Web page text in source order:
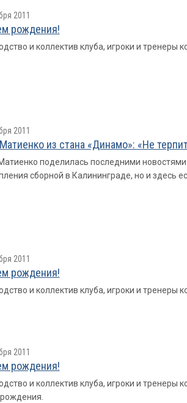
2011
рождения!
и коллектив клуба, игроки и
2011
из стана «Динамо»: «Не
поделилась последними
сборной в Калининграде, но и здесь
2011
рождения!
и коллектив клуба, игроки и
2011
рождения!
и коллектив клуба, игроки и